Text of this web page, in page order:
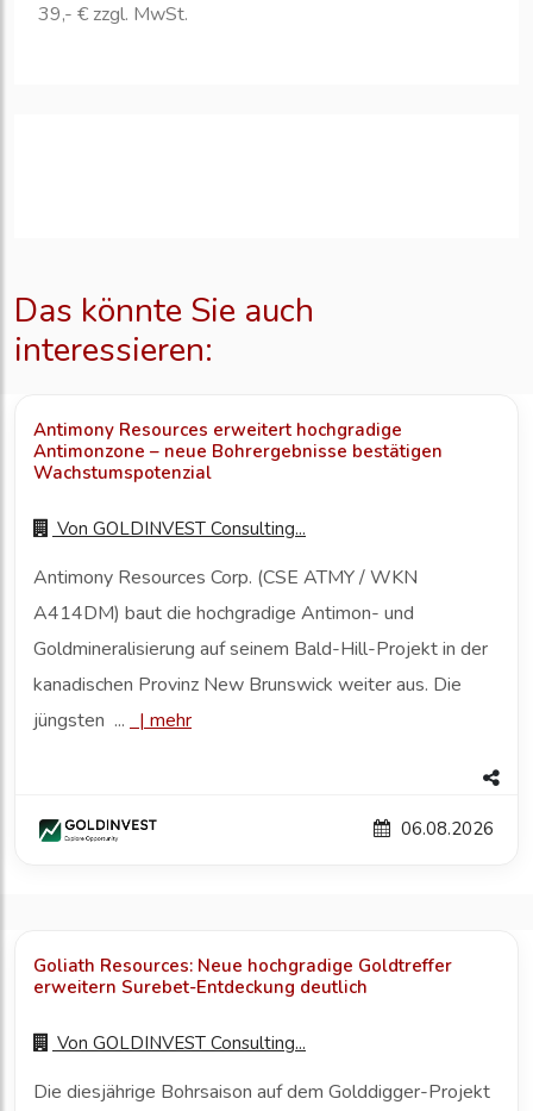
39,- € zzgl. MwSt.
Das könnte Sie auch
interessieren:
Antimony Resources erweitert hochgradige
Antimonzone – neue Bohrergebnisse bestätigen
Wachstumspotenzial
Von GOLDINVEST Consulting...
Antimony Resources Corp. (CSE ATMY / WKN
A414DM) baut die hochgradige Antimon- und
Goldmineralisierung auf seinem Bald-Hill-Projekt in der
kanadischen Provinz New Brunswick weiter aus. Die
jüngsten ...
| mehr
06.08.2026
Goliath Resources: Neue hochgradige Goldtreffer
erweitern Surebet-Entdeckung deutlich
Von GOLDINVEST Consulting...
Die diesjährige Bohrsaison auf dem Golddigger-Projekt